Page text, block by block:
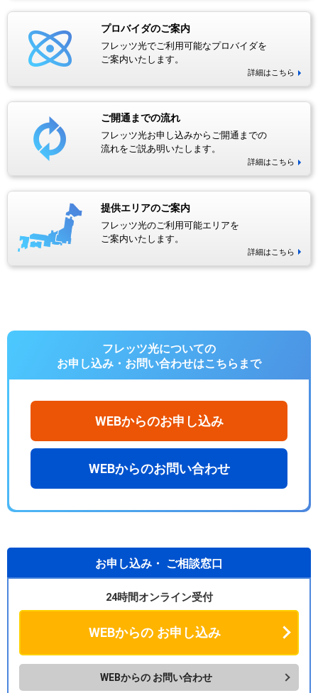
プロバイダのご案内
フレッツ光でご利用可能なプロバイダを
ご案内いたします。
詳細はこちら
ご開通までの流れ
フレッツ光お申し込みからご開通までの
流れをご説あ明いたします。
詳細はこちら
提供エリアのご案内
フレッツ光のご利用可能エリアを
ご案内いたします。
詳細はこちら
フレッツ光についての
お申し込み・お問い合わせはこちらまで
WEBからのお申し込み
WEBからのお問い合わせ
お申し込み・ ご相談窓口
24時間オンライン受付
WEBからのお申し込み
WEBからの お問い合わせ